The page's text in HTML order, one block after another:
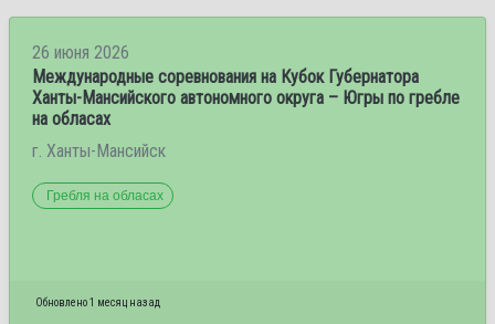
26 июня 2026
Международные соревнования на Кубок Губернатора
Ханты-Мансийского автономного округа – Югры по гребле
на обласах
г. Ханты-Мансийск
Гребля на обласах
Обновлено 1 месяц назад